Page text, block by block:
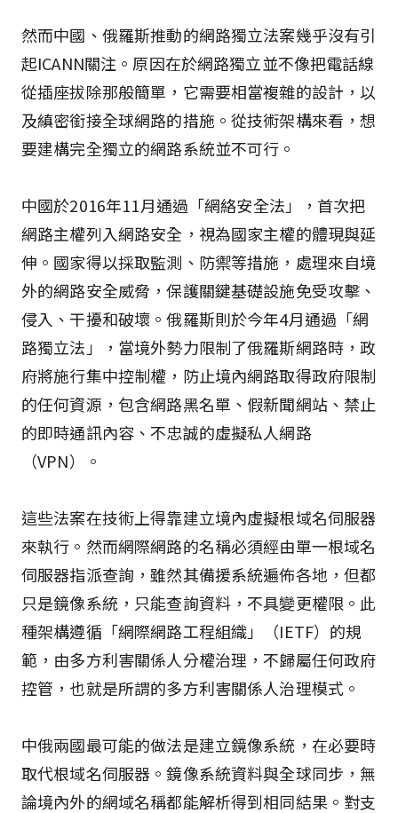
然而中國、俄羅斯推動的網路獨立法案幾乎沒有引
起ICANN關注。原因在於網路獨立並不像把電話線
從插座拔除那般簡單，它需要相當複雜的設計，以
及縝密銜接全球網路的措施。從技術架構來看，想
要建構完全獨立的網路系統並不可行。
中國於2016年11月通過「網絡安全法」，首次把
網路主權列入網路安全，視為國家主權的體現與延
伸。國家得以採取監測、防禦等措施，處理來自境
外的網路安全威脅，保護關鍵基礎設施免受攻擊、
侵入、干擾和破壞。俄羅斯則於今年4月通過「網
路獨立法」，當境外勢力限制了俄羅斯網路時，政
府將施行集中控制權，防止境內網路取得政府限制
的任何資源，包含網路黑名單、假新聞網站、禁止
的即時通訊內容、不忠誠的虛擬私人網路
（VPN）。
這些法案在技術上得靠建立境內虛擬根域名伺服器
來執行。然而網際網路的名稱必須經由單一根域名
伺服器指派查詢，雖然其備援系統遍佈各地，但都
只是鏡像系統，只能查詢資料，不具變更權限。此
種架構遵循「網際網路工程組織」（IETF）的規
範，由多方利害關係人分權治理，不歸屬任何政府
控管，也就是所謂的多方利害關係人治理模式。
中俄兩國最可能的做法是建立鏡像系統，在必要時
取代根域名伺服器。鏡像系統資料與全球同步，無
論境內外的網域名稱都能解析得到相同結果。對支